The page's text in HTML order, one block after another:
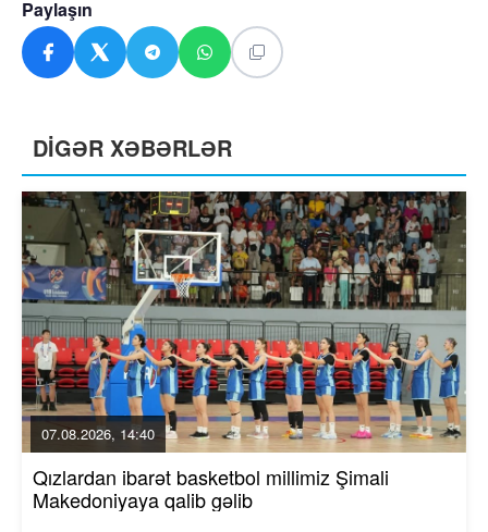
Paylaşın
DİGƏR XƏBƏRLƏR
07.08.2026, 14:40
Qızlardan ibarət basketbol millimiz Şimali
Makedoniyaya qalib gəlib